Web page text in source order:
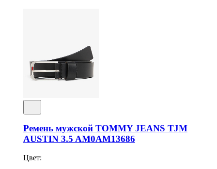
Ремень мужской TOMMY JEANS TJM
AUSTIN 3.5 AM0AM13686
Цвет: